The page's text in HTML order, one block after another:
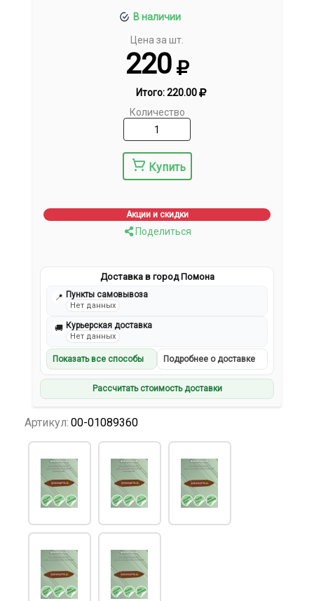
В наличии
Цена за шт.
220
Итого:220.00
Количество
Купить
Акции и скидки
Поделиться
Доставка в город Помона
📍 Пункты самовывоза
Нет данных
🚚 Курьерская доставка
Нет данных
Показать все способы Подробнее о доставке
Рассчитать стоимость доставки
Артикул: 00-01089360